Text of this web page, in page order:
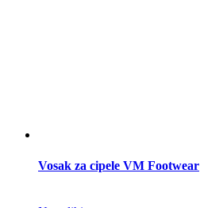
Vosak za cipele VM Footwear